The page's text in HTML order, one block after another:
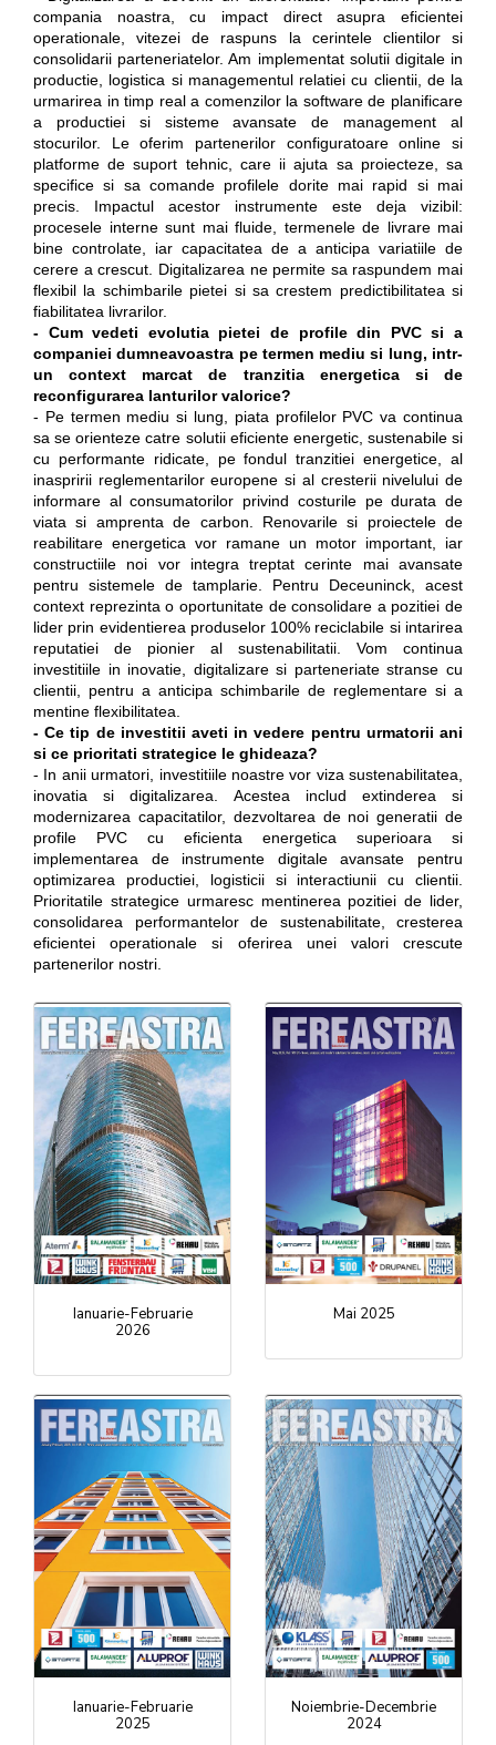
compania noastra, cu impact direct asupra eficientei
operationale, vitezei de raspuns la cerintele clientilor si
consolidarii parteneriatelor. Am implementat solutii digitale in
productie, logistica si managementul relatiei cu clientii, de la
urmarirea in timp real a comenzilor la software de planificare
a productiei si sisteme avansate de management al
stocurilor. Le oferim partenerilor configuratoare online si
platforme de suport tehnic, care ii ajuta sa proiecteze, sa
specifice si sa comande profilele dorite mai rapid si mai
precis. Impactul acestor instrumente este deja vizibil:
procesele interne sunt mai fluide, termenele de livrare mai
bine controlate, iar capacitatea de a anticipa variatiile de
cerere a crescut. Digitalizarea ne permite sa raspundem mai
flexibil la schimbarile pietei si sa crestem predictibilitatea si
fiabilitatea livrarilor.
- Cum vedeti evolutia pietei de profile din PVC si a
companiei dumneavoastra pe termen mediu si lung, intr-
un context marcat de tranzitia energetica si de
reconfigurarea lanturilor valorice?
- Pe termen mediu si lung, piata profilelor PVC va continua
sa se orienteze catre solutii eficiente energetic, sustenabile si
cu performante ridicate, pe fondul tranzitiei energetice, al
inaspririi reglementarilor europene si al cresterii nivelului de
informare al consumatorilor privind costurile pe durata de
viata si amprenta de carbon. Renovarile si proiectele de
reabilitare energetica vor ramane un motor important, iar
constructiile noi vor integra treptat cerinte mai avansate
pentru sistemele de tamplarie. Pentru Deceuninck, acest
context reprezinta o oportunitate de consolidare a pozitiei de
lider prin evidentierea produselor 100% reciclabile si intarirea
reputatiei de pionier al sustenabilitatii. Vom continua
investitiile in inovatie, digitalizare si parteneriate stranse cu
clientii, pentru a anticipa schimbarile de reglementare si a
mentine flexibilitatea.
- Ce tip de investitii aveti in vedere pentru urmatorii ani
si ce prioritati strategice le ghideaza?
- In anii urmatori, investitiile noastre vor viza sustenabilitatea,
inovatia si digitalizarea. Acestea includ extinderea si
modernizarea capacitatilor, dezvoltarea de noi generatii de
profile PVC cu eficienta energetica superioara si
implementarea de instrumente digitale avansate pentru
optimizarea productiei, logisticii si interactiunii cu clientii.
Prioritatile strategice urmaresc mentinerea pozitiei de lider,
consolidarea performantelor de sustenabilitate, cresterea
eficientei operationale si oferirea unei valori crescute
partenerilor nostri.
Ianuarie-Februarie
2026
Mai 2025
Ianuarie-Februarie
2025
Noiembrie-Decembrie
2024